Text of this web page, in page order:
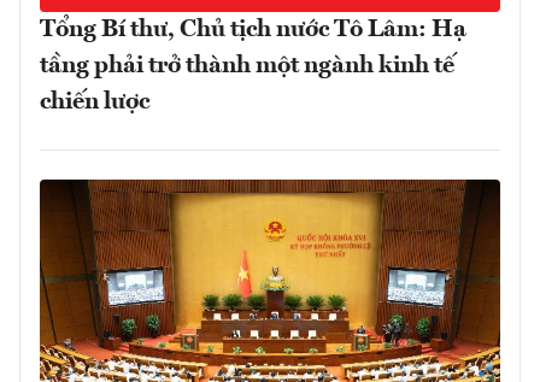
Tổng Bí thư, Chủ tịch nước Tô Lâm: Hạ
tầng phải trở thành một ngành kinh tế
chiến lược